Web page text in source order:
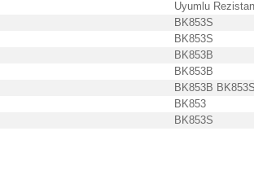
Uyumlu
BK853S
BK853S
BK853B
BK853B
BK853B BK853S
BK853
BK853S